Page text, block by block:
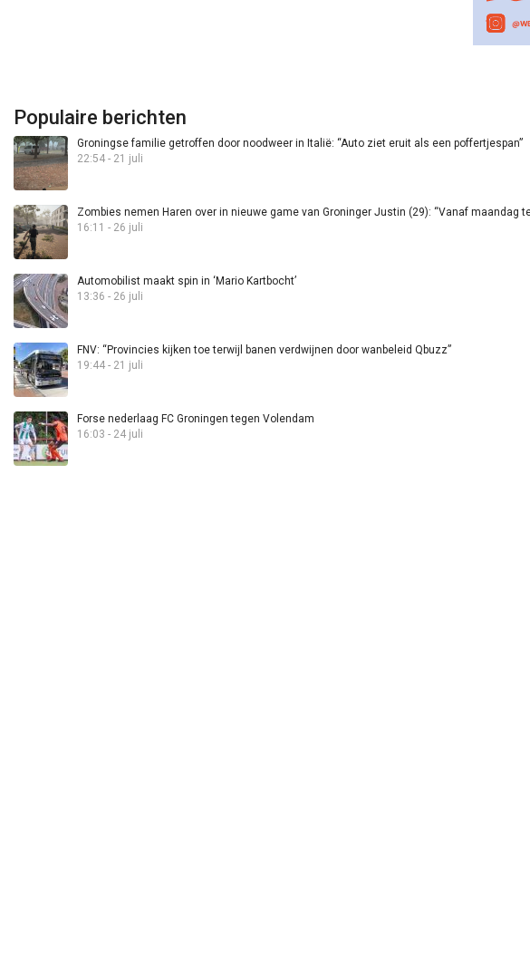
Populaire berichten
Groningse familie getroffen door noodweer in Italië: “Auto ziet eruit als een poffertjespan”
22:54 - 21 juli
Zombies nemen Haren over in nieuwe game van Groninger Justin (29): “Vanaf maandag
16:11 - 26 juli
Automobilist maakt spin in ‘Mario Kartbocht’
13:36 - 26 juli
FNV: “Provincies kijken toe terwijl banen verdwijnen door wanbeleid Qbuzz”
19:44 - 21 juli
Forse nederlaag FC Groningen tegen Volendam
16:03 - 24 juli